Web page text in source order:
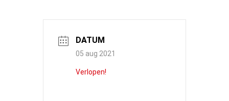
DATUM
05 aug 2021
Verlopen!